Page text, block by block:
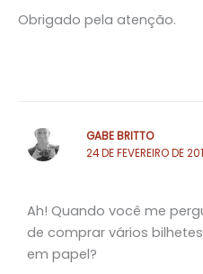
Obrigado pela atenção.
GABE BRITTO
24 DE FEVEREIRO DE
Ah! Quando você me
de comprar vários
em papel?